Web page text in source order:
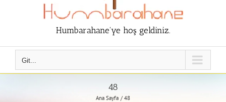
Humbarahane'ye hoş geldiniz.
Git...
48
Ana Sayfa 48